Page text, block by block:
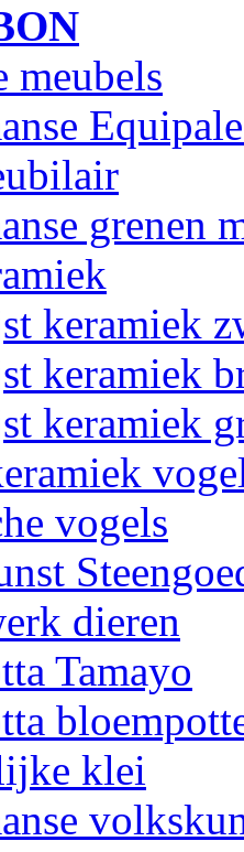
meubels
grenen
keramiek
keramiek
keramiek
vogels
dieren
Tamayo
klei